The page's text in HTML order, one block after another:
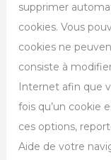
supprimer
cookies. Vous
cookies ne
consiste à
Internet afin que
fois qu’un cookie
ces options,
Aide de votre